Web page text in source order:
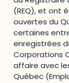
(REQ), et ont
ouvertes du
certaines
enregistrées
Corporations
affaire avec
Québec